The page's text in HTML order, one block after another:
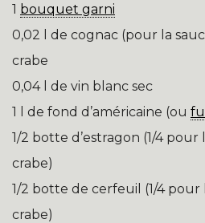
1 bouquet garni
0,02 l de cognac (pour la
crabe
0,04 l de vin blanc sec
1 l de fond d’américaine (ou
1/2 botte d’estragon (1/4 pour
crabe)
1/2 botte de cerfeuil (1/4 pour
crabe)